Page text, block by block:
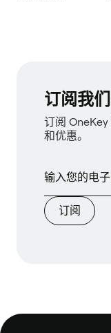
订阅我
订阅
和优惠。
订阅
页